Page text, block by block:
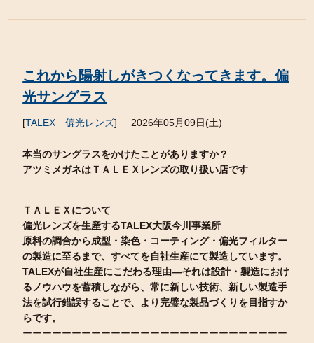
これから陽射しがきつくなってきます。偏
光サングラス
[TALEX 偏光レンズ] 2026年05月09日(土)
本当のサングラスをかけたことがありますか？
アツミメガネはＴＡＬＥＸレンズの取り扱い店です
ＴＡＬＥＸについて
偏光レンズを生産するTALEX大阪今川事業所
原料の調合から成型・染色・コーティング・偏光フィルター
の製造に至るまで、すべてを自社生産にて製造しています。
TALEXが自社生産にこだわる理由―それは設計・製造におけ
るノウハウを蓄積しながら、常に新しい技術、新しい製造手
法を試行錯誤することで、より完璧な製品づくりを目指すか
らです。
ーーーーーーーーーーーーーーーーーーーーーーーーーーー